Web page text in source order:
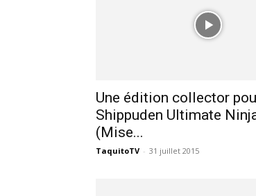
Une édition collector
Shippuden Ultimate
(Mise...
TaquitoTV - 31 juillet 2015